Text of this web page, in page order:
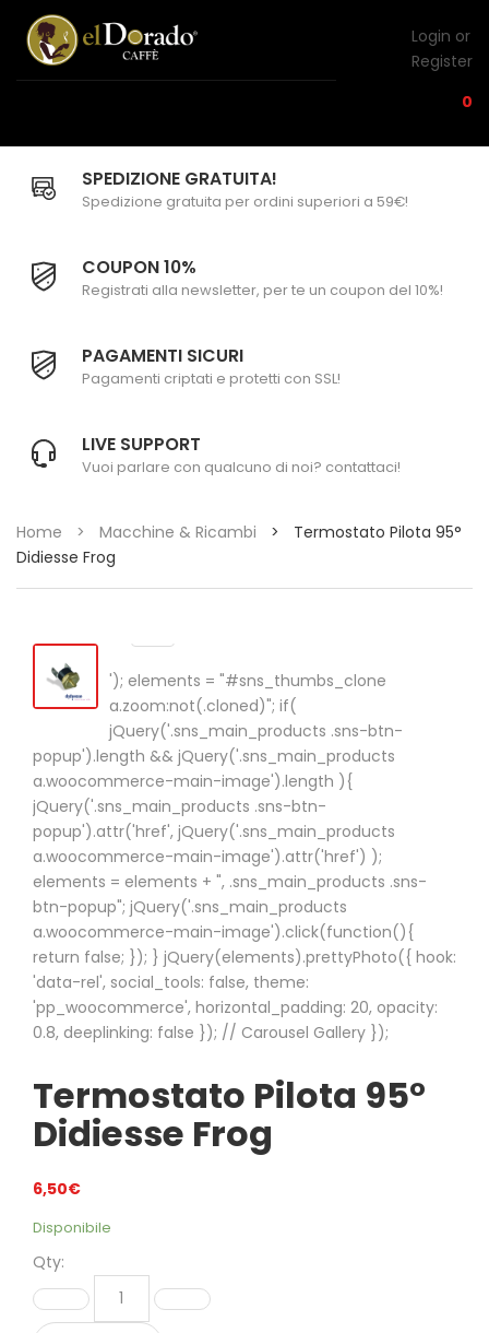
Login or
Register
0
SPEDIZIONE GRATUITA!
Spedizione gratuita per ordini superiori a 59€!
COUPON 10%
Registrati alla newsletter, per te un coupon del 10%!
PAGAMENTI SICURI
Pagamenti criptati e protetti con SSL!
LIVE SUPPORT
Vuoi parlare con qualcuno di noi? contattaci!
Home > Macchine & Ricambi >
Termostato Pilota 95°
Didiesse Frog
'); elements = "#sns_thumbs_clone
a.zoom:not(.cloned)"; if(
jQuery('.sns_main_products .sns-btn-
popup').length && jQuery('.sns_main_products
a.woocommerce-main-image').length ){
jQuery('.sns_main_products .sns-btn-
popup').attr('href', jQuery('.sns_main_products
a.woocommerce-main-image').attr('href') );
elements = elements + ", .sns_main_products .sns-
btn-popup"; jQuery('.sns_main_products
a.woocommerce-main-image').click(function(){
return false; }); } jQuery(elements).prettyPhoto({ hook:
'data-rel', social_tools: false, theme:
'pp_woocommerce', horizontal_padding: 20, opacity:
0.8, deeplinking: false }); // Carousel Gallery });
Termostato Pilota 95°
Didiesse Frog
6,50€
Disponibile
Qty: